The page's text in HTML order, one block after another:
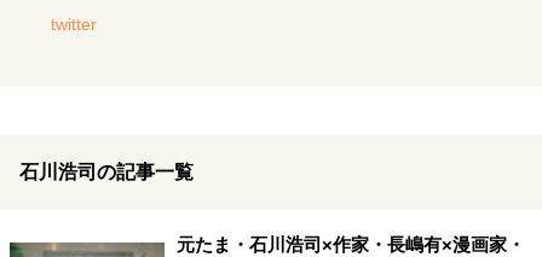
運命を変えた出会い
キャリア・働き方
大人の学び直し
ファーストキャリアを拓く
twitter
石川浩司の記事一覧
元たま・石川浩司×作家・長嶋有×漫画家・